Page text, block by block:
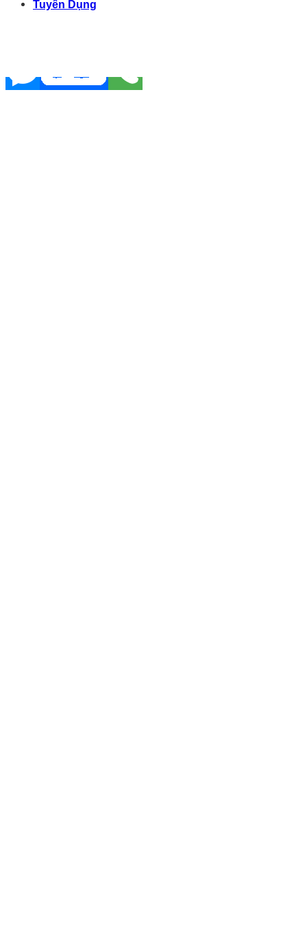
Tuyển Dụng